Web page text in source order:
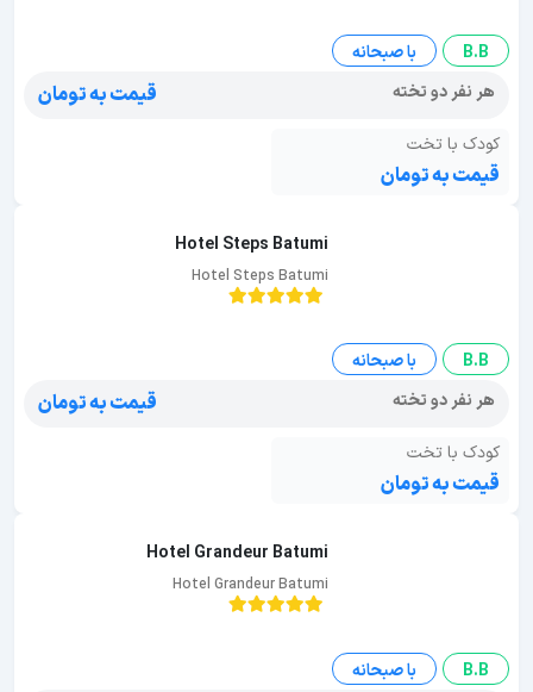
B.B
با صبحانه
هر نفر دو تخته
قیمت به تومان
کودک با تخت
قیمت به تومان
Hotel Steps Batumi
Hotel Steps Batumi
B.B
با صبحانه
هر نفر دو تخته
قیمت به تومان
کودک با تخت
قیمت به تومان
Hotel Grandeur Batumi
Hotel Grandeur Batumi
B.B با صبحانه